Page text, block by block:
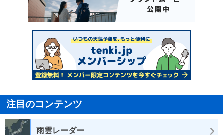
注目のコンテンツ
雨雲レーダー